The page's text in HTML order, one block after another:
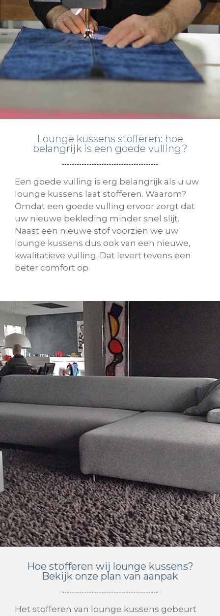
Lounge kussens stofferen: hoe
belangrijk is een goede vulling?
Een goede vulling is erg belangrijk als u uw
lounge kussens laat stofferen. Waarom?
Omdat een goede vulling ervoor zorgt dat
uw nieuwe bekleding minder snel slijt.
Naast een nieuwe stof voorzien we uw
lounge kussens dus ook van een nieuwe,
kwalitatieve vulling. Dat levert tevens een
beter comfort op.
Hoe stofferen wij lounge kussens?
Bekijk onze plan van aanpak
Het stofferen van lounge kussens gebeurt